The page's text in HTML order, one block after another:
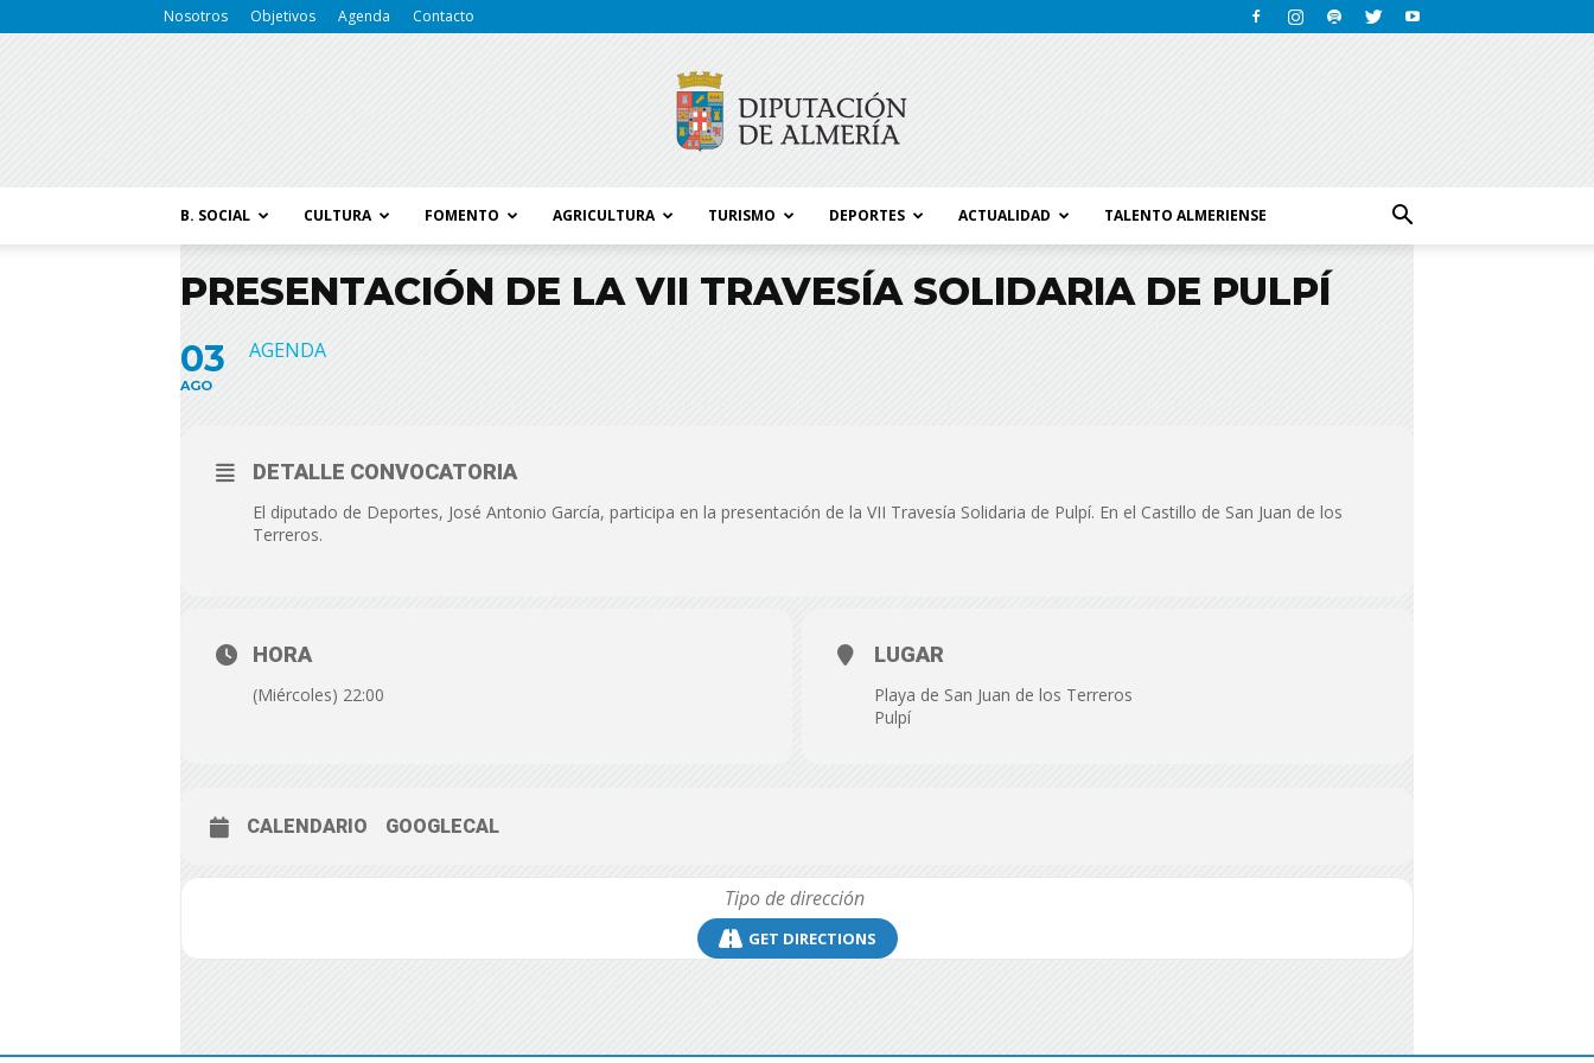
Nosotros Objetivos Agenda Contacto
B. SOCIAL CULTURA FOMENTO AGRICULTURA TURISMO DEPORTES ACTUALIDAD TALENTO ALMERIENSE
PRESENTACIÓN DE LA VII TRAVESÍA SOLIDARIA DE PULPÍ
03
AGO
AGENDA
DETALLE CONVOCATORIA
El diputado de Deportes, José Antonio García, participa en la presentación de la VII Travesía Solidaria de Pulpí. En el Castillo de San Juan de los
Terreros.
HORA
(Miércoles) 22:00
LUGAR
Playa de San Juan de los Terreros
Pulpí
CALENDARIO GOOGLECAL
GET DIRECTIONS